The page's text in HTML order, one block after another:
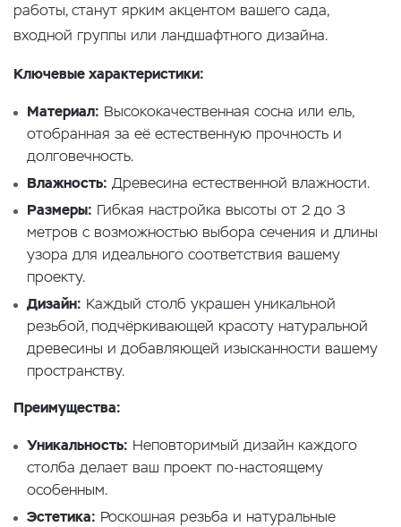
работы, станут ярким акцентом вашего сада,
входной группы или ландшафтного дизайна.
Ключевые характеристики:
Материал: Высококачественная сосна или ель,
отобранная за её естественную прочность и
долговечность.
Влажность: Древесина естественной влажности.
Размеры: Гибкая настройка высоты от 2 до 3
метров с возможностью выбора сечения и длины
узора для идеального соответствия вашему
проекту.
Дизайн: Каждый столб украшен уникальной
резьбой, подчёркивающей красоту натуральной
древесины и добавляющей изысканности вашему
пространству.
Преимущества:
Уникальность: Неповторимый дизайн каждого
столба делает ваш проект по-настоящему
особенным.
Эстетика: Роскошная резьба и натуральные